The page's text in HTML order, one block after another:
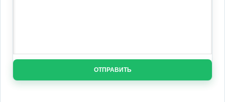
ОТПРАВИТЬ